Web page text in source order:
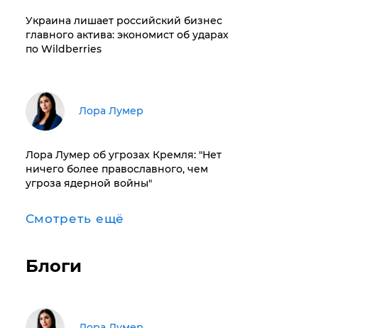
​Украина лишает российский бизнес
главного актива: экономист об ударах
по Wildberries
​Лора Лумер
Лора Лумер об угрозах Кремля: "Нет
ничего более православного, чем
угроза ядерной войны"
Смотреть ещё
Блоги